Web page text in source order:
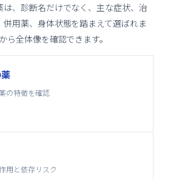
は、診断名だけでなく、主な症状、治
併用薬、身体状態を踏まえて選ばれま
ら全体像を確認できます。
の特徴を確認
用と依存リスク